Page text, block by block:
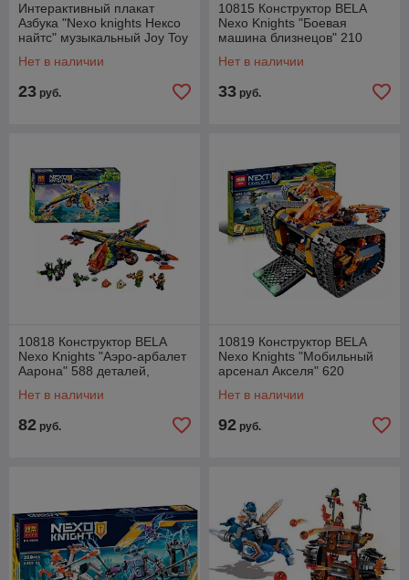
Интерактивный плакат
Азбука "Nexo knights Нексо
найтс" музыкальный Joy Toy
Нет в наличии
23 руб.
10815 Конструктор BELA
Nexo Knights "Боевая
машина близнецов" 210
Knights 72002
Нет в наличии
33 руб.
10818 Конструктор BELA
Nexo Knights "Аэро-арбалет
Аарона" 588 деталей,
72005
Нет в наличии
82 руб.
10819 Конструктор BELA
Nexo Knights "Мобильный
арсенал Акселя" 620
Knights 72006
Нет в наличии
92 руб.